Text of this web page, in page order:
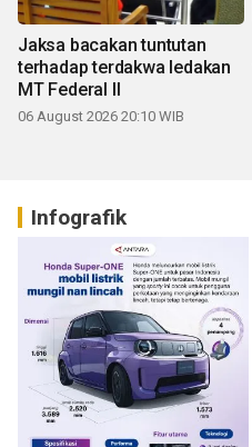
Jaksa bacakan tuntutan
terhadap terdakwa ledakan
MT Federal II
06 August 2026 20:10 WIB
Infografik